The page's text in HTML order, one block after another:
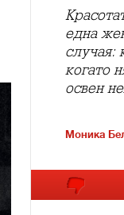
една
случая:
когато
освен
Моника